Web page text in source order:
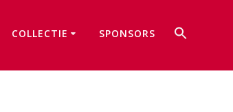
COLLECTIE SPONSORS